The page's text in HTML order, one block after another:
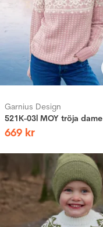
Garnius Design
521K-03l MOY tröja dame
669 kr